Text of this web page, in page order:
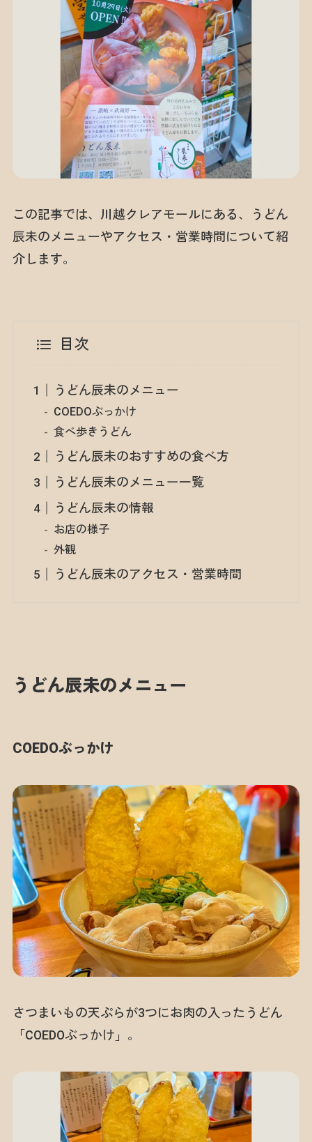
この記事では、川越クレアモールにある、うどん
辰未のメニューやアクセス・営業時間について紹
介します。
目次
うどん辰未のメニュー
COEDOぶっかけ
食べ歩きうどん
うどん辰未のおすすめの食べ方
うどん辰未のメニュー一覧
うどん辰未の情報
お店の様子
外観
うどん辰未のアクセス・営業時間
うどん辰未のメニュー
COEDOぶっかけ
さつまいもの天ぷらが3つにお肉の入ったうどん
「COEDOぶっかけ」。